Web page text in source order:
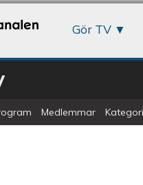
Gör TV
Medlemmar